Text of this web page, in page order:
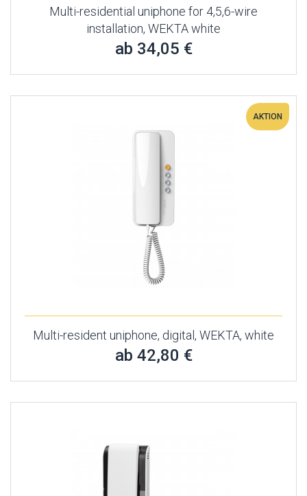
Multi-residential uniphone for 4,5,6-wire
installation, WEKTA white
ab 34,05 €
AKTION
Multi-resident uniphone, digital, WEKTA, white
ab 42,80 €